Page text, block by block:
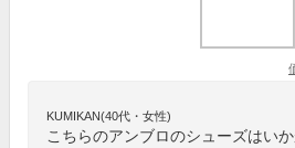
KUMIKAN(40代・女性)
こちらのアンブロのシューズはい